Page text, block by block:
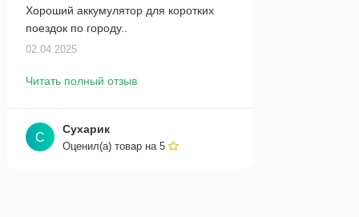
Хороший аккумулятор для коротких
поездок по городу..
02.04.2025
Читать полный отзыв
С
Сухарик
Оценил(а) товар на5